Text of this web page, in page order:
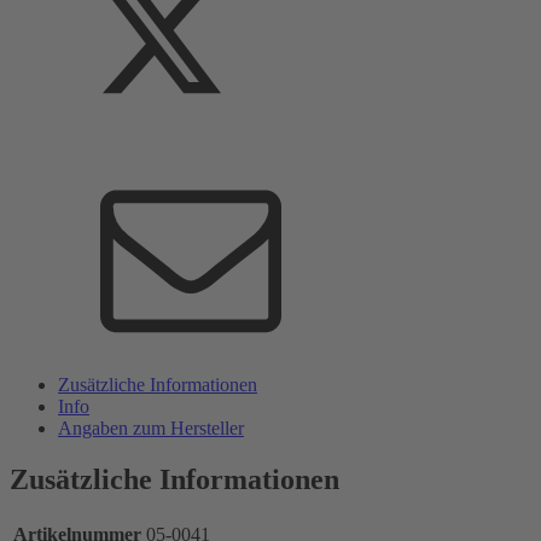
Zusätzliche Informationen
Info
Angaben zum Hersteller
Zusätzliche Informationen
Artikelnummer 05-0041